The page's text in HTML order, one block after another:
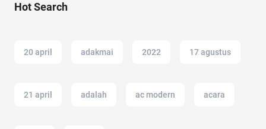
Hot Search
20 april adakmai 2022 17 agustus
21 april adalah ac modern acara